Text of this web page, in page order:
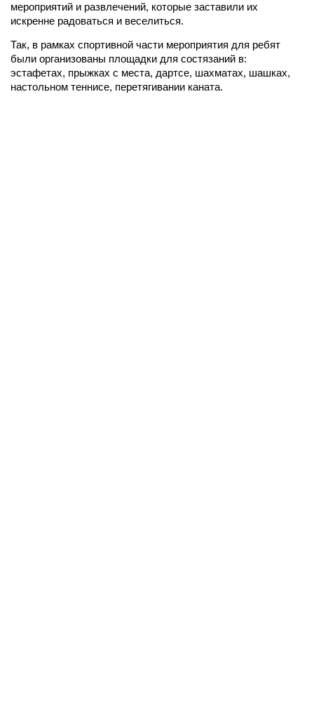
мероприятий и развлечений, которые заставили их
искренне радоваться и веселиться.
Так, в рамках спортивной части мероприятия для ребят
были организованы площадки для состязаний в:
эстафетах, прыжках с места, дартсе, шахматах, шашках,
настольном теннисе, перетягивании каната.